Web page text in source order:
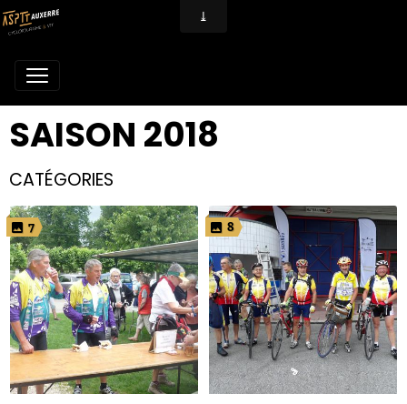
SAISON 2018
CATÉGORIES
7 8